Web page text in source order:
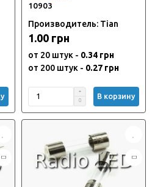
10903
Производитель: Tian
1.00 грн
от 20 штук - 0.34 грн
от 200 штук - 0.27 грн
В корзину